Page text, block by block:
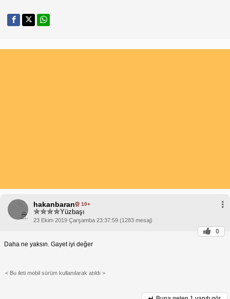
hakanbaran 10+
Yüzbaşı
23 Ekim 2019 Çarşamba 23:37:59 (1283 mesaj)
0
Daha ne yaksın. Gayet iyi değer
< Bu ileti mobil sürüm kullanılarak atıldı >